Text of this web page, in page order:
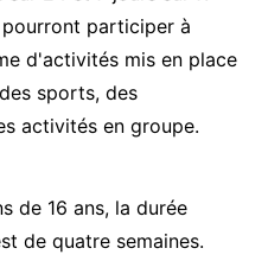
participer à
d'activités mis en place
sports, des
activités en groupe.
de 16 ans, la durée
de quatre semaines.